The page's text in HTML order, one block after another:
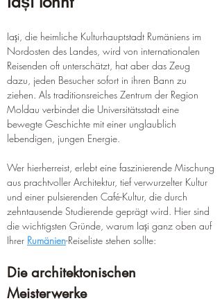
Iași, die heimliche Kulturhauptstadt Rumäniens im
Nordosten des Landes, wird von internationalen
Reisenden oft unterschätzt, hat aber das Zeug
dazu, jeden Besucher sofort in ihren Bann zu
ziehen. Als traditionsreiches Zentrum der Region
Moldau verbindet die Universitätsstadt eine
bewegte Geschichte mit einer unglaublich
lebendigen, jungen Energie.
Wer hierherreist, erlebt eine faszinierende Mischung
aus prachtvoller Architektur, tief verwurzelter Kultur
und einer pulsierenden Café-Kultur, die durch
zehntausende Studierende geprägt wird. Hier sind
die wichtigsten Gründe, warum Iași ganz oben auf
Ihrer Rumänien-Reiseliste stehen sollte:
Die architektonischen
Meisterwerke